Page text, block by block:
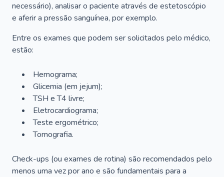
necessário), analisar o paciente através de estetoscópio
e aferir a pressão sanguínea, por exemplo.
Entre os exames que podem ser solicitados pelo médico,
estão:
Hemograma;
Glicemia (em jejum);
TSH e T4 livre;
Eletrocardiograma;
Teste ergométrico;
Tomografia.
Check-ups (ou exames de rotina) são recomendados pelo
menos uma vez por ano e são fundamentais para a